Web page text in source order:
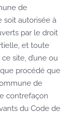
de
soit autorisée à
par le droit
et toute
site, d’une ou
procédé que
de
contrefaçon
du Code de